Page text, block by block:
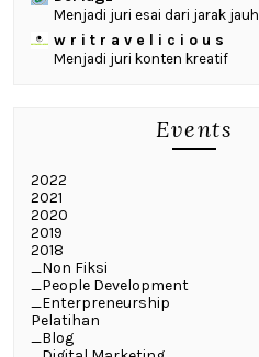
Menjadi juri esai dari jarak jauh
w r i t r a v e l i c i o u s
Menjadi juri konten kreatif
Events
2022
2021
2020
2019
2018
_Non Fiksi
_People Development
_Enterpreneurship
Pelatihan
_Blog